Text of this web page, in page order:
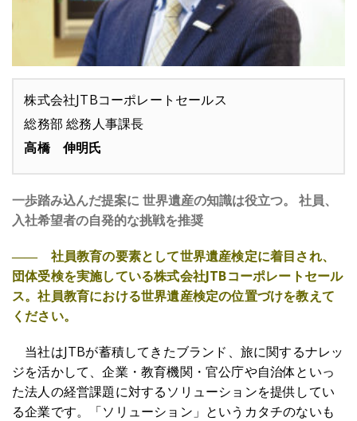
株式会社JTBコーポレートセールス
総務部 総務人事課長
高橋 伸明氏
一歩踏み込んだ提案に 世界遺産の知識は役立つ。 社員、
入社希望者の自発的な挑戦を推奨
―― 社員教育の要素として世界遺産検定に着目され、
団体受検を実施している株式会社JTBコーポレートセール
ス。社員教育における世界遺産検定の位置づけを教えて
ください。
当社はJTBが蓄積してきたブランド、旅に関するナレッ
ジを活かして、企業・教育機関・官公庁や自治体といっ
た法人の経営課題に対するソリューションを提供してい
る企業です。「ソリューション」というカタチのないも